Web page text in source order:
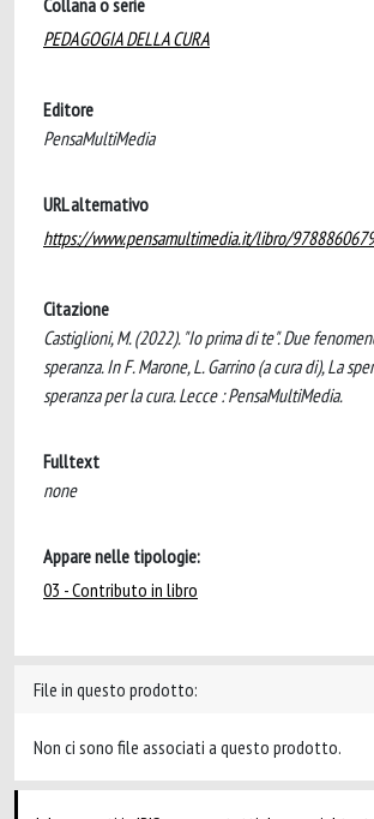
Collana o serie
PEDAGOGIA DELLA CURA
Editore
PensaMultiMedia
URL alternativo
https://www.pensamultimedia.it/libro/
Citazione
Castiglioni, M. (2022). "Io prima di te". Due
speranza. In F. Marone, L. Garrino (a cura di), La
speranza per la cura. Lecce : PensaMultiMedia.
Fulltext
none
Appare nelle tipologie:
03 - Contributo in libro
File in questo prodotto:
Non ci sono file associati a questo prodotto.